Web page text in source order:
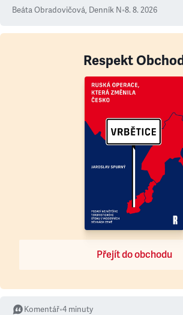
Beáta Obradovičová, Denník N•8. 8. 2026
Respekt Obchod
Přejít do obchodu
Komentář•4 minuty